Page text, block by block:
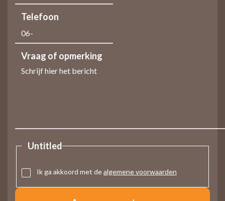
Telefoon
Vraag of opmerking
Untitled
Ik ga akkoord met dealgemene voorwaarden